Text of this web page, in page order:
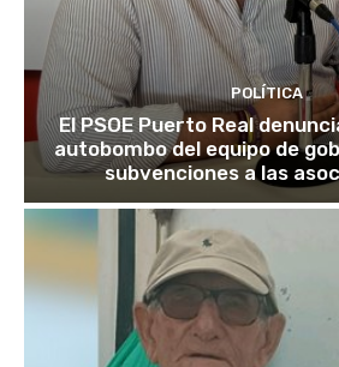
POLÍTICA
El PSOE Puerto Real
autobombo del equipo de
subvenciones a las